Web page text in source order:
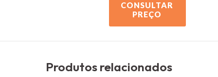
CONSULTAR
PREÇO
Produtos relacionados